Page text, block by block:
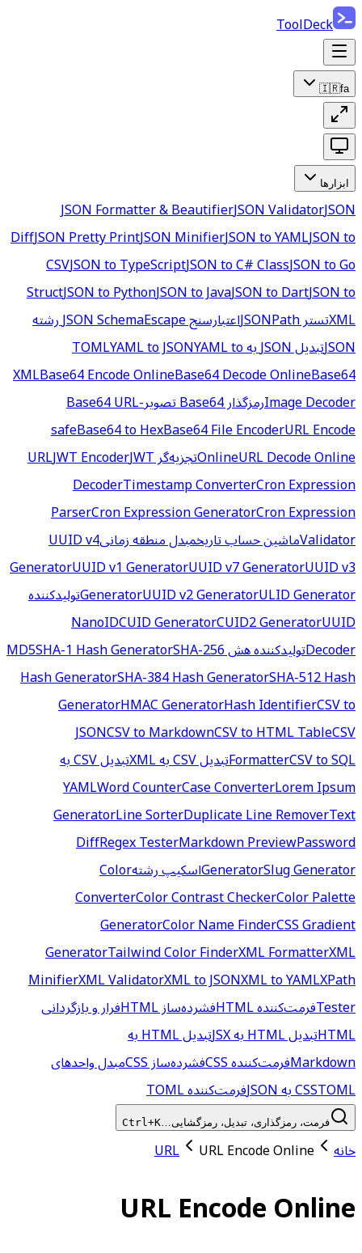
ToolDeck
🇮🇷fa
ابزارها
JSON Formatter & BeautifierJSON ValidatorJSON
DiffJSON Pretty PrintJSON MinifierJSON to YAMLJSON to
CSVJSON to TypeScriptJSON to C# ClassJSON to Go
StructJSON to PythonJSON to JavaJSON to DartJSON to
XMLتستر JSONPath اعتبارسنج JSON Schema
Escape رشته
JSONتبدیل JSON به TOML YAML to JSONYAML to
XMLBase64 Encode OnlineBase64 Decode OnlineBase64
Image Decoderرمزگذار Base64 تصویر
Base64 URL-
safeBase64 to HexBase64 File EncoderURL Encode
OnlineURL Decode Online تجزیه‌گر URL JWT EncoderJWT
DecoderTimestamp ConverterCron Expression
ParserCron Expression GeneratorCron Expression
Validatorماشین حساب تاریخمبدل منطقه زمانیUUID v4
GeneratorUUID v1 GeneratorUUID v7 GeneratorUUID v3
GeneratorUUID v2 GeneratorULID Generator
تولیدکننده
NanoIDCUID GeneratorCUID2 GeneratorUUID
Decoderتولیدکننده هش MD5 SHA-1 Hash GeneratorSHA-256
Hash GeneratorSHA-384 Hash GeneratorSHA-512 Hash
GeneratorHMAC GeneratorHash IdentifierCSV to
JSONCSV to MarkdownCSV to HTML TableCSV
FormatterCSV to SQL تبدیل CSV به XML
تبدیل CSV به
YAMLWord CounterCase ConverterLorem Ipsum
GeneratorLine SorterDuplicate Line RemoverText
DiffRegex TesterMarkdown PreviewPassword
GeneratorSlug Generator اسکیپ رشتهColor
ConverterColor Contrast CheckerColor Palette
GeneratorColor Name FinderCSS Gradient
GeneratorTailwind Color FinderXML FormatterXML
MinifierXML ValidatorXML to JSONXML to YAMLXPath
Testerفرمت‌کننده HTML فشرده‌ساز HTML
فرار و بازگردانی
HTMLتبدیل HTML به JSX
تبدیل HTML به
Markdownفرمت‌کننده CSS فشرده‌ساز CSS
مبدل واحدهای
CSSTOML به JSON فرمت‌کننده TOML
فرمت، رمزگذاری، تبدیل، رمزگشایی…Ctrl+K
خانه URL URL Encode Online
URL Encode Online